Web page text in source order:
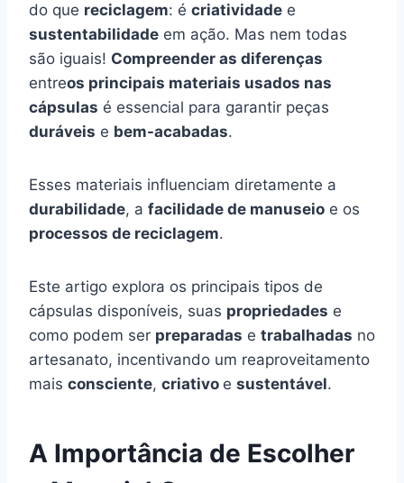
do que reciclagem: é criatividade e
sustentabilidade em ação. Mas nem todas
são iguais! Compreender as diferenças
entreos principais materiais usados nas
cápsulas é essencial para garantir peças
duráveis e bem-acabadas.
Esses materiais influenciam diretamente a
durabilidade, a facilidade de manuseio e os
processos de reciclagem.
Este artigo explora os principais tipos de
cápsulas disponíveis, suas propriedades e
como podem ser preparadas e trabalhadas no
artesanato, incentivando um reaproveitamento
mais consciente, criativo e sustentável.
A Importância de Escolher